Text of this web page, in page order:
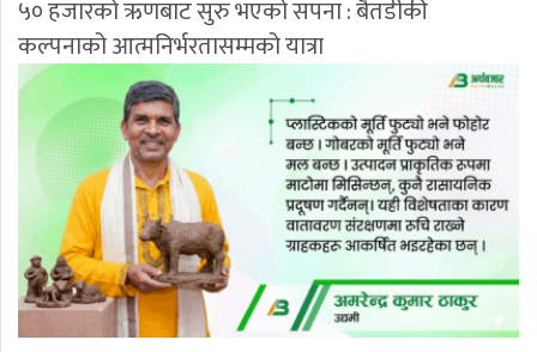
५० हजारको ऋणबाट सुरु भएको सपना : बैतडीकी
कल्पनाको आत्मनिर्भरतासम्मको यात्रा